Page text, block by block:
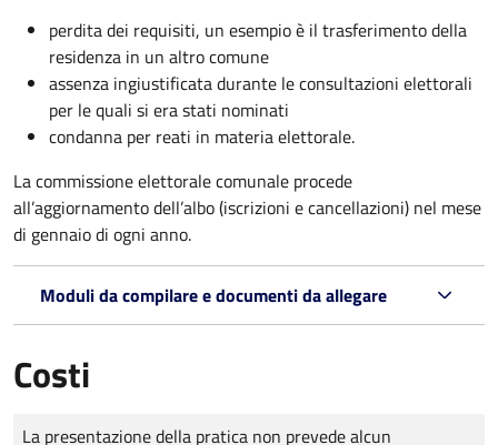
perdita dei requisiti, un esempio è il trasferimento della
residenza in un altro comune
assenza ingiustificata durante le consultazioni elettorali
per le quali si era stati nominati
condanna per reati in materia elettorale.
La commissione elettorale comunale procede
all’aggiornamento dell’albo (iscrizioni e cancellazioni) nel mese
di gennaio di ogni anno.
Moduli da compilare e documenti da allegare
Costi
Tipo di pagamento
Importo
La presentazione della pratica non prevede alcun